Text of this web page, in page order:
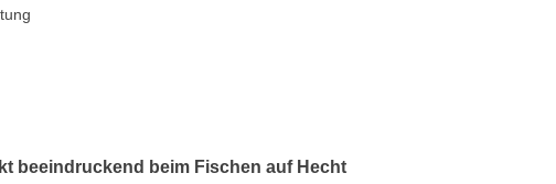
beeindruckend beim Fischen auf Hecht